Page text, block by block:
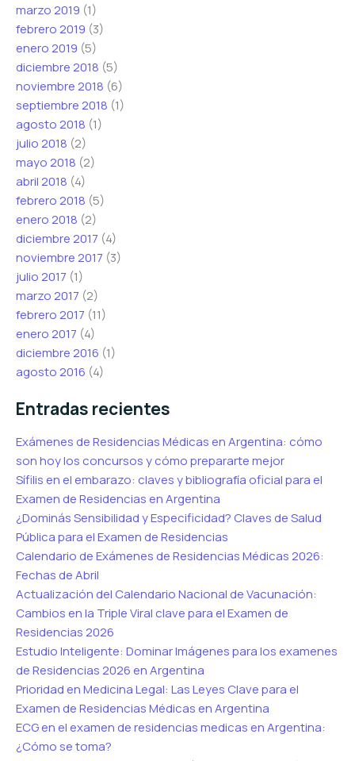
marzo 2019 (1)
febrero 2019 (3)
enero 2019 (5)
diciembre 2018 (5)
noviembre 2018 (6)
septiembre 2018 (1)
agosto 2018 (1)
julio 2018 (2)
mayo 2018 (2)
abril 2018 (4)
febrero 2018 (5)
enero 2018 (2)
diciembre 2017 (4)
noviembre 2017 (3)
julio 2017 (1)
marzo 2017 (2)
febrero 2017 (11)
enero 2017 (4)
diciembre 2016 (1)
agosto 2016 (4)
Entradas recientes
Exámenes de Residencias Médicas en Argentina: cómo
son hoy los concursos y cómo prepararte mejor
Sífilis en el embarazo: claves y bibliografía oficial para el
Examen de Residencias en Argentina
¿Dominás Sensibilidad y Especificidad? Claves de Salud
Pública para el Examen de Residencias
Calendario de Exámenes de Residencias Médicas 2026:
Fechas de Abril
Actualización del Calendario Nacional de Vacunación:
Cambios en la Triple Viral clave para el Examen de
Residencias 2026
Estudio Inteligente: Dominar Imágenes para los examenes
de Residencias 2026 en Argentina
Prioridad en Medicina Legal: Las Leyes Clave para el
Examen de Residencias Médicas en Argentina
ECG en el examen de residencias medicas en Argentina:
¿Cómo se toma?